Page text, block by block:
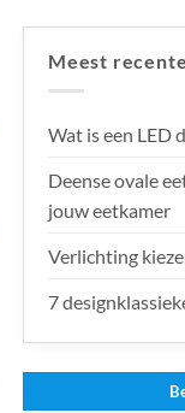
Meest
Wat is een LED
Deense ovale
jouw eetkamer
Verlichting
7